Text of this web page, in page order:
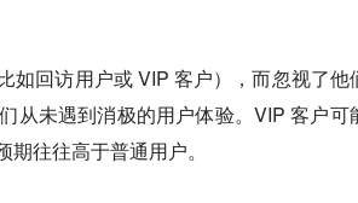
如回访用户或 VIP 客户），而忽视了他
从未遇到消极的用户体验。VIP 客户可
往往高于普通用户。